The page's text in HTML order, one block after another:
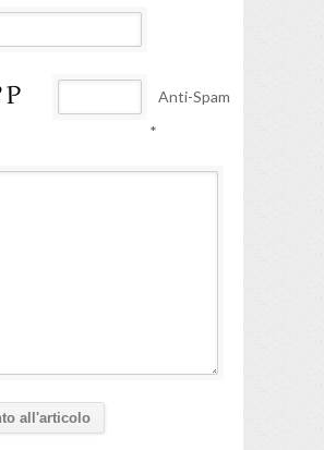
Anti-Spam
*